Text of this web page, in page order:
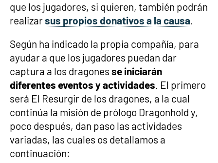
que los jugadores, si quieren, también podrán
realizarsus propios donativos a la causa.
Según ha indicado la propia compañía, para
ayudar a que los jugadores puedan dar
captura a los dragones se iniciarán
diferentes eventos y actividades. El primero
será El Resurgir de los dragones, a la cual
continúa la misión de prólogo Dragonhold y,
poco después, dan paso las actividades
variadas, las cuales os detallamos a
continuación: